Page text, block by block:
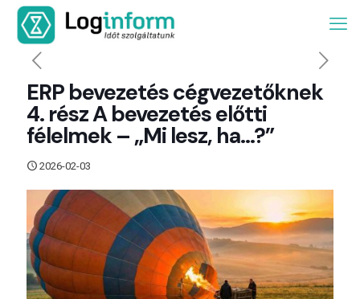
ERP bevezetés cégvezetőknek
4. rész A bevezetés előtti
félelmek – „Mi lesz, ha…?”
2026-02-03